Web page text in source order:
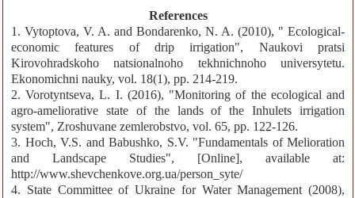
References
1. Vytoptova, V. A. and Bondarenko, N. A. (2010), " Ecological-
economic features of drip irrigation", Naukovi pratsi
Kirovohradskoho natsionalnoho tekhnichnoho universytetu.
Ekonomichni nauky, vol. 18(1), pp. 214-219.
2. Vorotyntseva, L. I. (2016), "Monitoring of the ecological and
agro-ameliorative state of the lands of the Inhulets irrigation
system", Zroshuvane zemlerobstvo, vol. 65, pp. 122-126.
3. Hoch, V.S. and Babushko, S.V. "Fundamentals of Melioration
and Landscape Studies", [Online], available at:
http://www.shevchenkove.org.ua/person_syte/
4. State Committee of Ukraine for Water Management (2008),